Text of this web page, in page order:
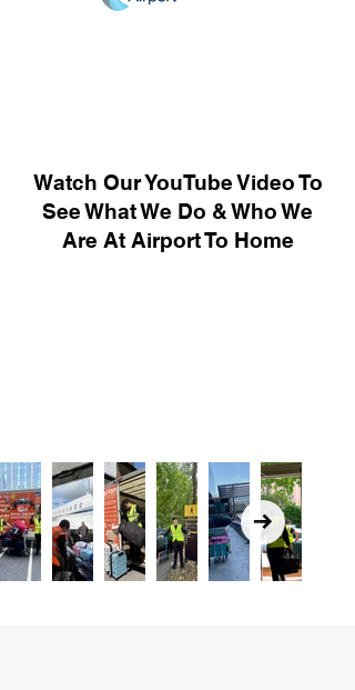
Watch Our YouTube Video To
See What We Do & Who We
Are At Airport To Home